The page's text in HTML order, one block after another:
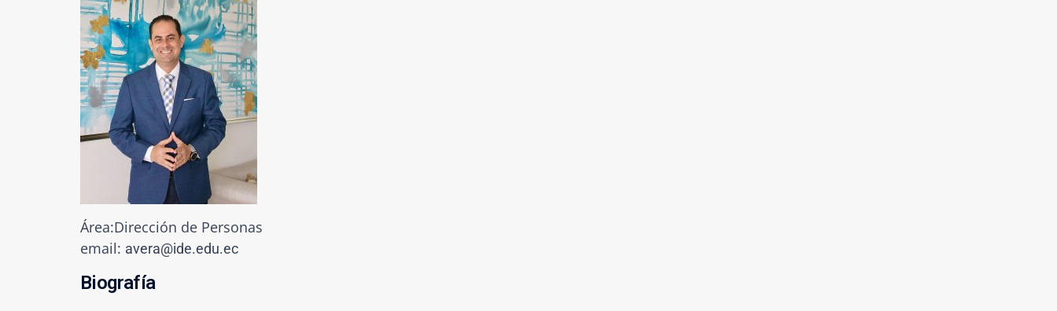
Área:Dirección de Personas
email: avera@ide.edu.ec
Biografía